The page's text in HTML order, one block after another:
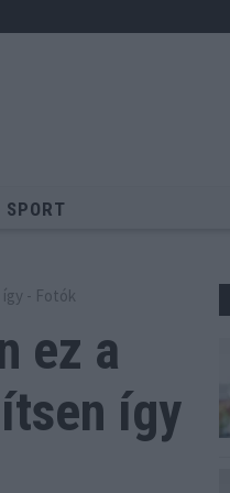
SPORT
- Fotók
ez a
így